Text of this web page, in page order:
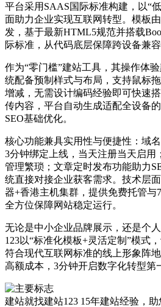
平台采用SAAS国际标准构建，以“
面助力企业实现互联网转型。模板
发，基于最新HTML5规范并搭载
际标准，从代码底层保障跨设备兼
作为“零门槛”建站工具，其操作体
统配备预制样式与布局，支持鼠标
增减，无需设计编码经验即可快速
传内容，平台自动生成适配全设备
SEO基础优化。
核心功能兼具实用性与便捷性：域
3分钟绑定上线，当天注册当天启用
管理繁琐；文章定时发布功能助力
统直接对接企业获客需求。技术层
器+香港主机集群，提供免费托管与
全方位保障网站稳定运行。
无论是中小企业品牌展示，还是个
123以“标准化模板+灵活定制”模式
符合现代互联网标准的线上形象阵
高额成本，3分钟开启数字化转型第
建站就找建站123 15年建站经验，